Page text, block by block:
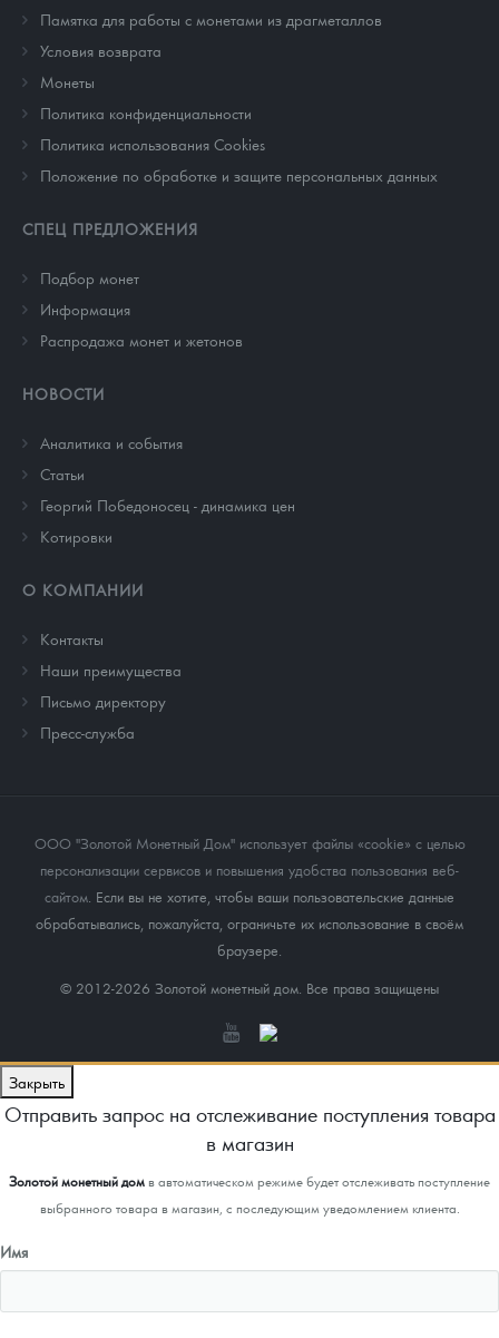
Памятка для работы с монетами из драгметаллов
Условия возврата
Монеты
Политика конфиденциальности
Политика использования Cookies
Положение по обработке и защите персональных данных
СПЕЦ ПРЕДЛОЖЕНИЯ
Подбор монет
Информация
Распродажа монет и жетонов
НОВОСТИ
Аналитика и события
Cтатьи
Георгий Победоносец - динамика цен
Котировки
О КОМПАНИИ
Контакты
Наши преимущества
Письмо директору
Пресс-служба
ООО "Золотой Монетный Дом" использует файлы «cookie» с целью
персонализации сервисов и повышения удобства пользования веб-
сайтом. Если вы не хотите, чтобы ваши пользовательские данные
обрабатывались, пожалуйста, ограничьте их использование в своём
браузере.
© 2012-2026 Золотой монетный дом. Все права защищены
Закрыть
Отправить запрос на отслеживание поступления товара
в магазин
Золотой монетный домв автоматическом режиме будет отслеживать поступление
выбранного товара в магазин, с последующим уведомлением клиента.
Имя